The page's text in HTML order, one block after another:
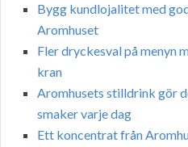
Bygg kundlojalitet med
Aromhuset
Fler dryckesval på menyn
kran
Aromhusets stilldrink gör
smaker varje dag
Ett koncentrat från